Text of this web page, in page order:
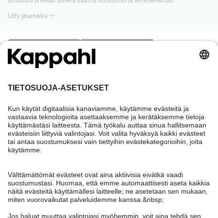
Liity jäseneksi
Tarvitsetko apua?
Asiakaspalvelu
Usein kysyttyä
Tilaus
Ota yhteyttä
Kappahl Club
Kappahl Club
Jäsenyysehdot
Tietoa Kappahl Group
Kestävä kehitys
Ehdot & käytännöt